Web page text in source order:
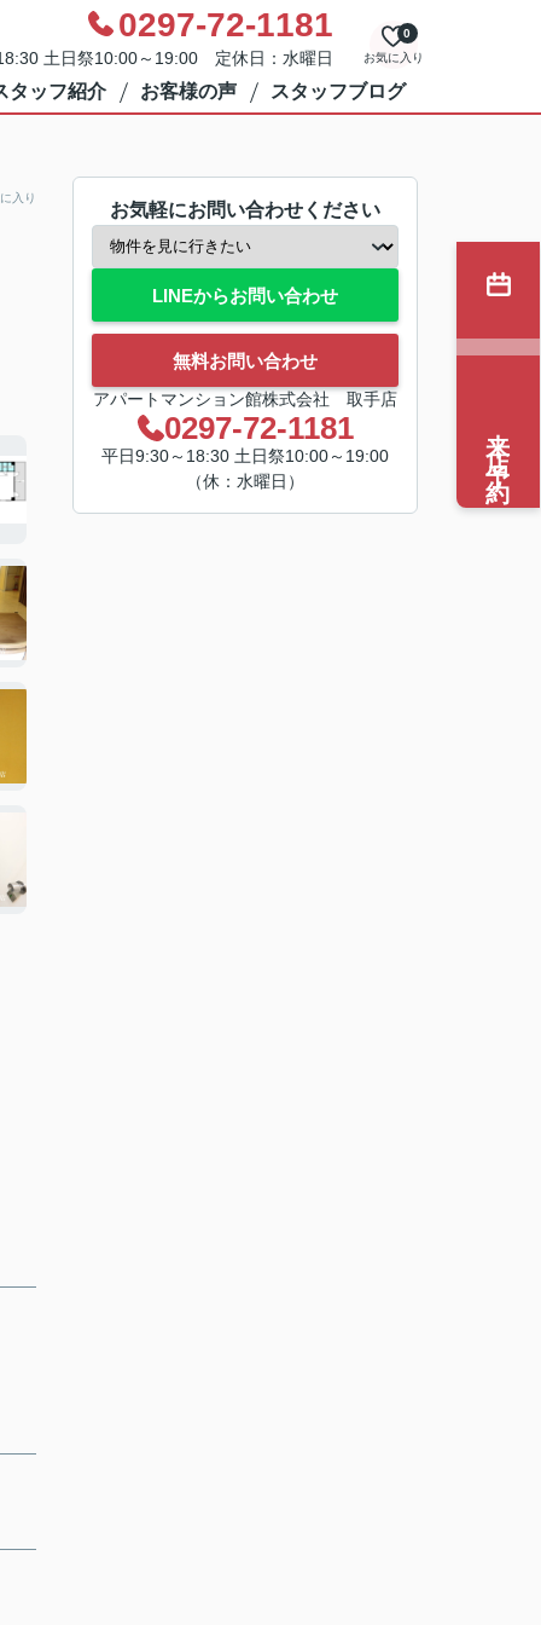
0297-72-1181
土日祭10:00～19:00 定休日：水曜日 お気に入り
0
タッフ紹介 お客様の声 スタッフブログ
入り
お気軽にお問い合わせください
LINEからお問い合わせ
無料お問い合わせ
アパートマンション館株式会社 取手店
0297-72-1181
平日9:30～18:30 土日祭10:00～19:00
（休：水曜日）
来店予約